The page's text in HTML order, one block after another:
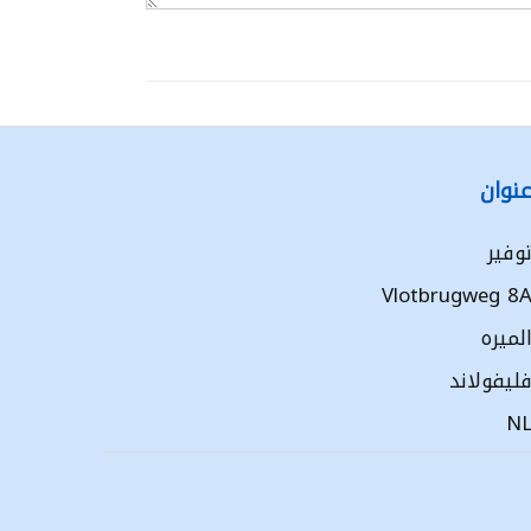
عنوان
توفير
Vlotbrugweg 8A
الميره
فليفولاند
NL